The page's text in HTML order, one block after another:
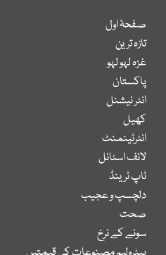
صفحۂ اول
تازہ ترین
غزہ لہو لہو
پاکستان
انٹر نیشنل
کھیل
انٹرٹینمنٹ
لائف اسٹائل
ٹاپ ٹرینڈ
دلچسپ و عجیب
صحت
سونے کے نرخ